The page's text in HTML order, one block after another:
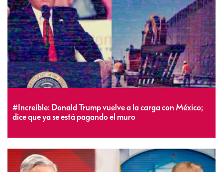
#Increíble: Donald Trump vuelve a la carga con México;
dice que ya se está pagando el muro